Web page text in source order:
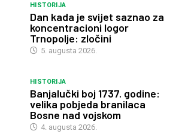
HISTORIJA
Dan kada je svijet saznao za
koncentracioni logor
Trnopolje: zločini
5. augusta 2026.
HISTORIJA
Banjalučki boj 1737. godine:
velika pobjeda branilaca
Bosne nad vojskom
4. augusta 2026.